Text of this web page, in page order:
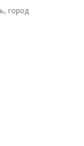
город